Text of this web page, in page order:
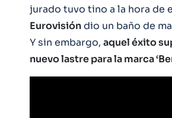
jurado tuvo tino a la hora de
Eurovisióndio un baño de
Y sin embargo, aquel éxito
nuevo lastre para la marca